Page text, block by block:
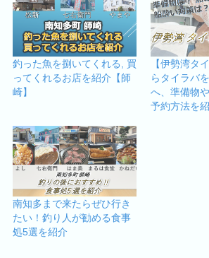
釣った魚を捌いてくれる, 買
ってくれるお店を紹介【師
崎】
【伊勢湾タ
らタイラバ
へ、準備物
予約方法を
南知多まで来たらぜひ行き
たい！釣り人が勧める食事
処5選を紹介